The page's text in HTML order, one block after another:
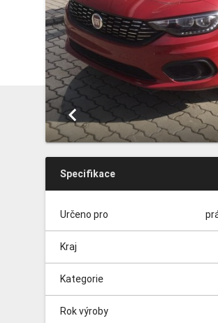
keyboard_arrow_left
Specifikace
Určeno pro
Kraj
Kategorie
Rok výroby